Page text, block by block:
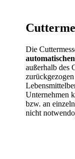
Die
außerhalb des
Unternehmen
bzw. an
nicht